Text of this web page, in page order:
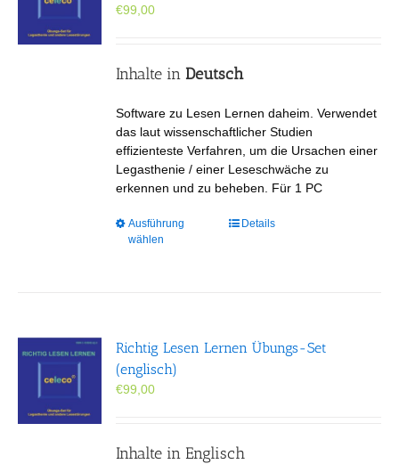
gewählt
€99,00
Inhalte in Deutsch
Software zu Lesen Lernen daheim. Verwendet
das laut wissenschaftlicher Studien
effizienteste Verfahren, um die Ursachen einer
Legasthenie / einer Leseschwäche zu
erkennen und zu beheben. Für 1 PC
Ausführung
wählen
Dieses
Optionen
gewählt
Details
Richtig Lesen Lernen Übungs-Set
(englisch)
€99,00
Inhalte in Englisch